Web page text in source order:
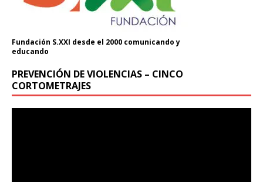
Fundación S.XXI desde el 2000 comunicando y
educando
PREVENCIÓN DE VIOLENCIAS – CINCO
CORTOMETRAJES